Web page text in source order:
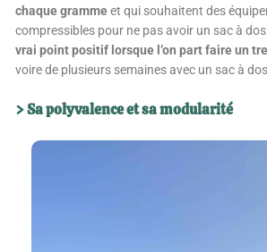
chaque grammeet qui souhaitent des
compressibles pour ne pas avoir un sac à
vrai point positif lorsque l’on part faire un
voire de plusieurs semaines avec un sac à
> Sa polyvalence et sa modularité